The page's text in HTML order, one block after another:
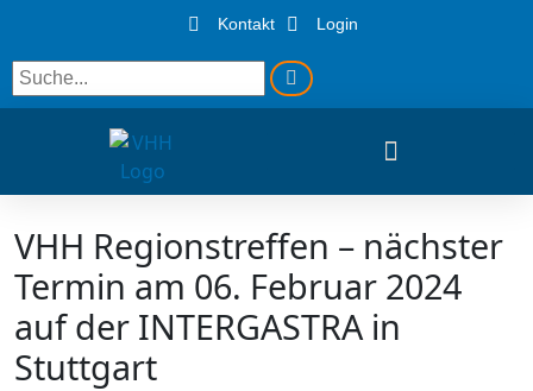
Kontakt Login
VHH Regionstreffen – nächster
Termin am 06. Februar 2024
auf der INTERGASTRA in
Stuttgart